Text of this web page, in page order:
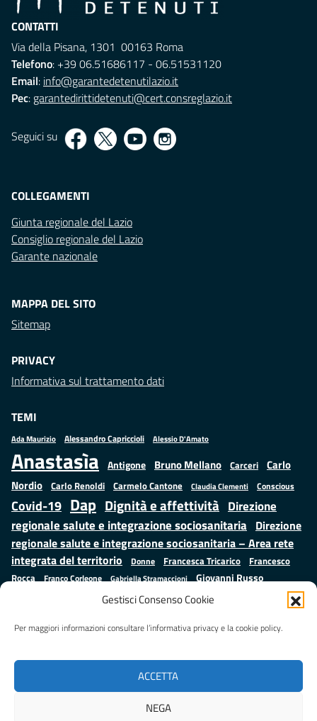
Gestisci Consenso Cookie
Per maggiori informazioni consultare l’informativa privacy e la cookie policy.
ACCETTA
NEGA
CONTATTI
Via della Pisana, 1301 00163 Roma
Telefono: +39 06.51686117 - 06.51531120
Email: info@garantedetenutilazio.it
Pec: garantedirittidetenuti@cert.consreglazio.it
Seguici su
COLLEGAMENTI
Giunta regionale del Lazio
Consiglio regionale del Lazio
Garante nazionale
MAPPA DEL SITO
Sitemap
PRIVACY
Informativa sul trattamento dati
TEMI
Ada Maurizio Alessandro Capriccioli Alessio D'Amato
Anastasìa Antigone Bruno Mellano Carceri
Carlo
Nordio Carlo Renoldi Carmelo Cantone Claudia Clementi Conscious
Covid-19 Dap Dignità e affettività Direzione
regionale salute e integrazione sociosanitaria Direzione
regionale salute e integrazione sociosanitaria – Area rete
integrata del territorio
Donne Francesca Tricarico
Francesco
Rocca
Franco Corleone Gabriella Stramaccioni Giovanni Russo
Giuseppe Emanuele Cangemi Istruzione e cultura
Mauro
Palma ministero della Giustizia Minori Misure
Regione Lazio
Salute Samuele Ciambriello
Sarah Grieco Situazione in numeri
Valentina Calderone